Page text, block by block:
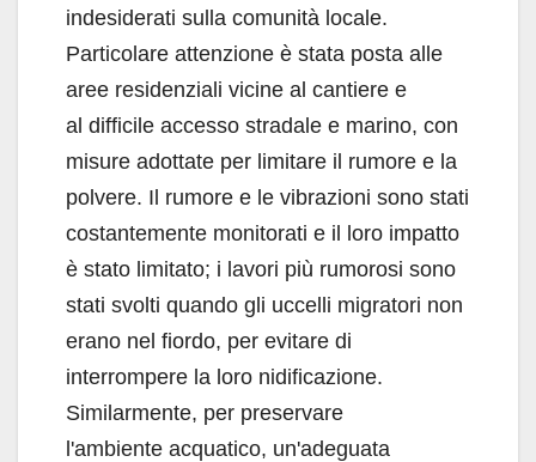
indesiderati sulla comunità locale.
Particolare attenzione è stata posta alle
aree residenziali vicine al cantiere e
al difficile accesso stradale e marino, con
misure adottate per limitare il rumore e la
polvere. Il rumore e le vibrazioni sono stati
costantemente monitorati e il loro impatto
è stato limitato; i lavori più rumorosi sono
stati svolti quando gli uccelli migratori non
erano nel fiordo, per evitare di
interrompere la loro nidificazione.
Similarmente, per preservare
l'ambiente acquatico, un'adeguata